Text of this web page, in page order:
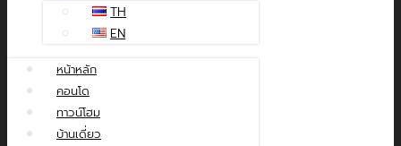
TH
EN
หน้าหลัก
คอนโด
ทาวน์โฮม
บ้านเดี่ยว